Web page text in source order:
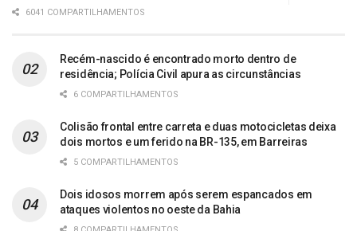
6041 COMPARTILHAMENTOS
Recém-nascido é encontrado morto dentro de
residência; Polícia Civil apura as circunstâncias
6 COMPARTILHAMENTOS
Colisão frontal entre carreta e duas motocicletas deixa
dois mortos e um ferido na BR-135, em Barreiras
5 COMPARTILHAMENTOS
Dois idosos morrem após serem espancados em
ataques violentos no oeste da Bahia